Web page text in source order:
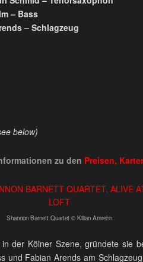
– Bass
– Schlagzeug
below)
zu den Preisen,
Shannon Barnett Quartet © Kilian Amrehn
in der Kölner Szene, gründete sie
und Fabian Arends am